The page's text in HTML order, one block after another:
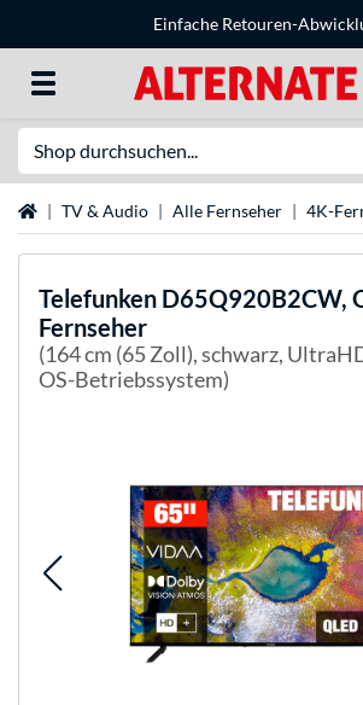
Einfache Retouren-
StartseiteTV & Audio Alle Fernseher 4K-
Telefunken D65Q920B2CW,
Fernseher
(164 cm (65 Zoll), schwarz,
OS-Betriebssystem)